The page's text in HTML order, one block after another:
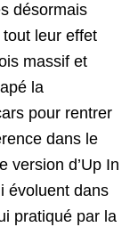
désormais
leur effet
massif et
la
pour rentrer
dans le
version d’Up In
évoluent dans
pratiqué par la